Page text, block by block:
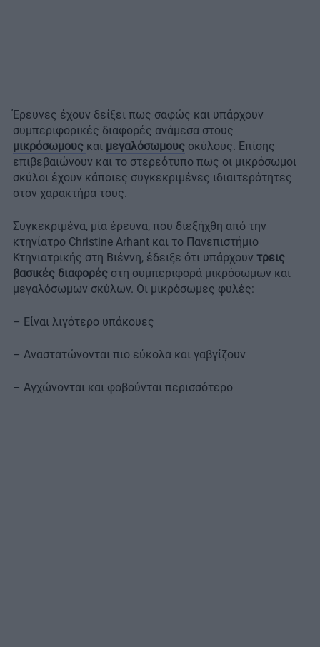
Έρευνες έχουν δείξει πως σαφώς και υπάρχουν
συμπεριφορικές διαφορές ανάμεσα στους
μικρόσωμους και μεγαλόσωμους σκύλους. Επίσης
επιβεβαιώνουν και το στερεότυπο πως οι μικρόσωμοι
σκύλοι έχουν κάποιες συγκεκριμένες ιδιαιτερότητες
στον χαρακτήρα τους.
Συγκεκριμένα, μία έρευνα, που διεξήχθη από την
κτηνίατρο Christine Arhant και το Πανεπιστήμιο
Κτηνιατρικής στη Βιέννη, έδειξε ότι υπάρχουν τρεις
βασικές διαφορές στη συμπεριφορά μικρόσωμων και
μεγαλόσωμων σκύλων. Οι μικρόσωμες φυλές:
– Είναι λιγότερο υπάκουες
– Αναστατώνονται πιο εύκολα και γαβγίζουν
– Αγχώνονται και φοβούνται περισσότερο